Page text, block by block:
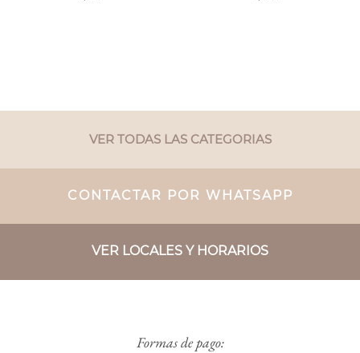
VER TODAS LAS CATEGORIAS
CONTACTAR POR WHATSAPP
VER LOCALES Y HORARIOS
Formas de pago: